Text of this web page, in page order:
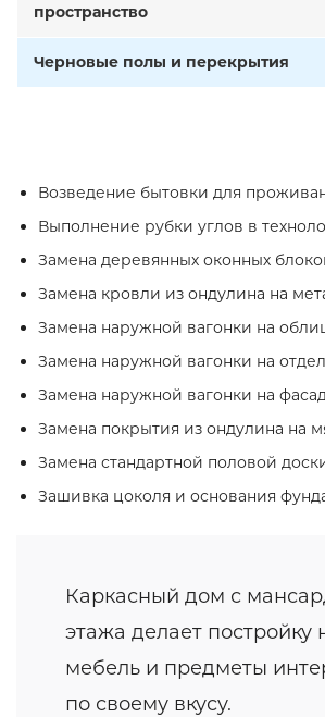
пространство
Черновые полы и перекрытия
Возведение бытовки для
Выполнение рубки углов в
Замена деревянных оконных
Замена кровли из ондулина на
Замена наружной вагонки на
Замена наружной вагонки на
Замена наружной вагонки на
Замена покрытия из ондулина на
Замена стандартной половой
Зашивка цоколя и основания
Каркасный дом с
этажа делает
мебель и предметы
по своему вкусу.